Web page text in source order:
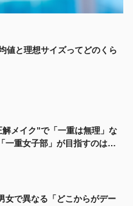
値と理想サイズってどのくら
メイク”で「一重は無理」な
一重女子部」が目指すのは、
女で異なる「どこからがデー